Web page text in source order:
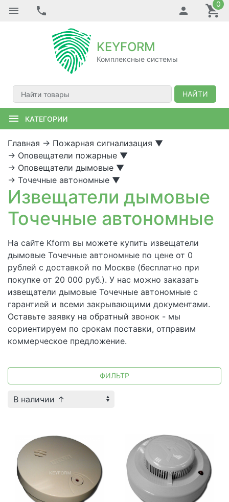
0
KEYFORM
Комплексные системы
НАЙТИ
КАТЕГОРИИ
Главная → Пожарная сигнализация ▼
→ Оповещатели пожарные ▼
→ Оповещатели дымовые ▼
→ Точечные автономные ▼
Извещатели дымовые
Точечные автономные
На сайте Kform вы можете купить извещатели
дымовые Точечные автономные по цене от 0
рублей с доставкой по Москве (бесплатно при
покупке от 20 000 руб.). У нас можно заказать
извещатели дымовые Точечные автономные с
гарантией и всеми закрывающими документами.
Оставьте заявку на обратный звонок - мы
сориентируем по срокам поставки, отправим
коммерческое предложение.
ФИЛЬТР